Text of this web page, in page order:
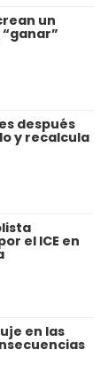
un
después
y recalcula
el ICE en
en las